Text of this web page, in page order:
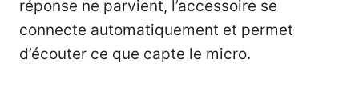
réponse ne parvient, l’accessoire se
connecte automatiquement et permet
d’écouter ce que capte le micro.